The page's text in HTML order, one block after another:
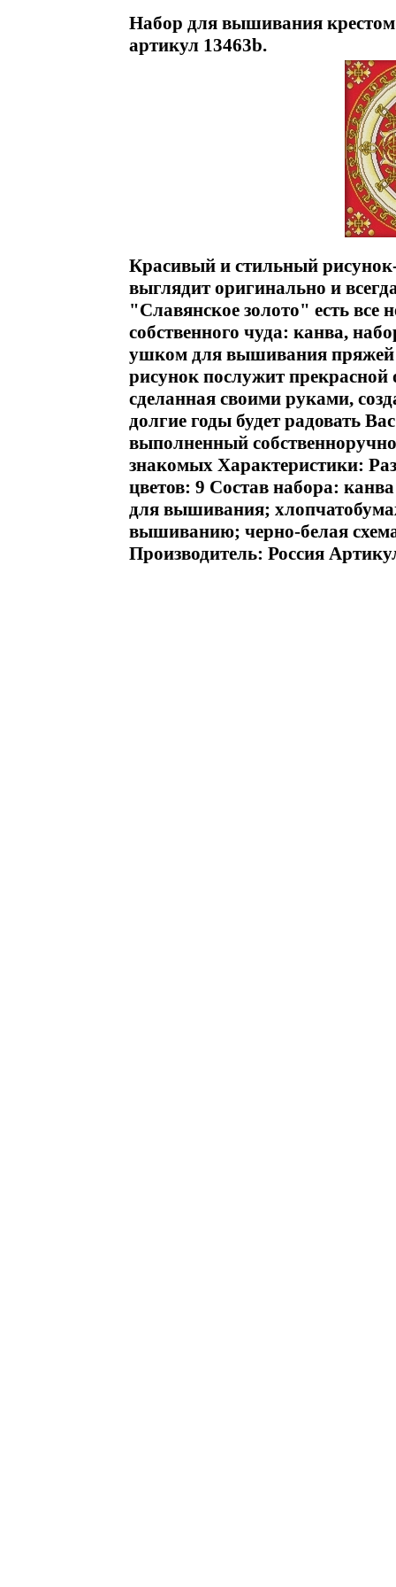
Набор для вышивания
артикул 13463b.
Красивый и стильный
выглядит оригинально и
"Славянское золото" есть все
собственного чуда: канва,
ушком для вышивания
рисунок послужит
сделанная своими руками,
долгие годы будет радовать
выполненный
знакомых Характеристики:
цветов: 9 Состав набора:
для вышивания;
вышиванию; черно-белая
Производитель: Россия